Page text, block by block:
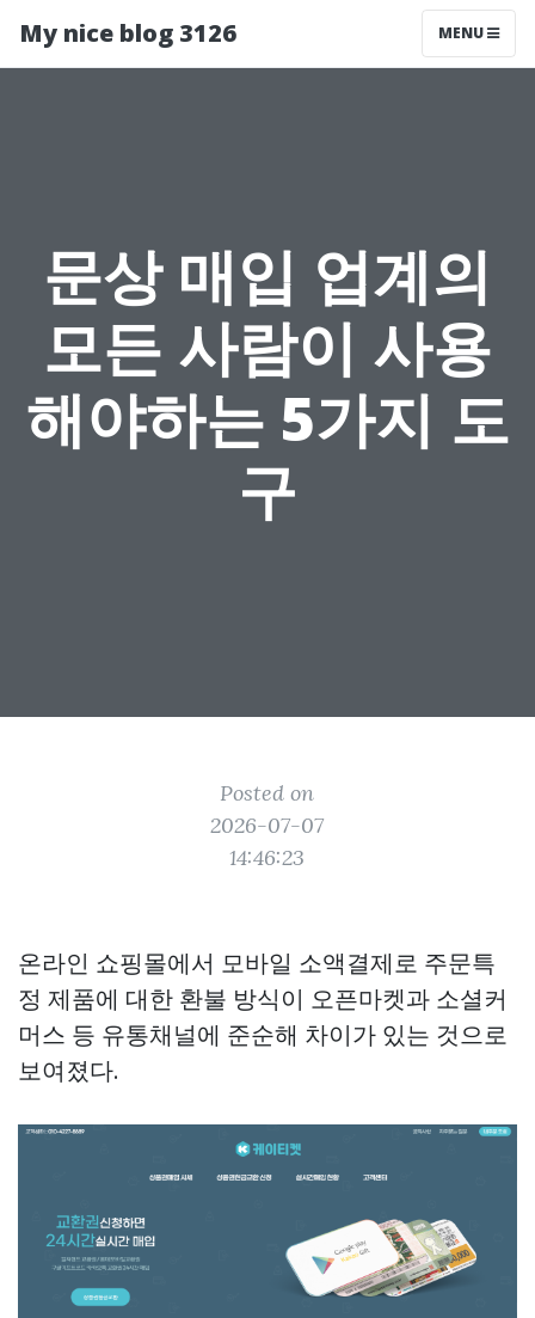
My nice blog 3126 MENU
문상 매입 업계의
모든 사람이 사용
해야하는 5가지 도
구
Posted on
2026-07-07
14:46:23
온라인 쇼핑몰에서 모바일 소액결제로 주문특
정 제품에 대한 환불 방식이 오픈마켓과 소셜커
머스 등 유통채널에 준순해 차이가 있는 것으로
보여졌다.